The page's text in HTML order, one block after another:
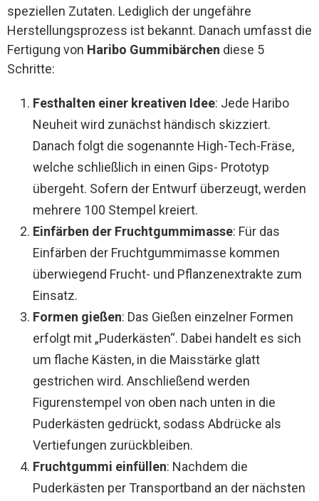
speziellen Zutaten. Lediglich der ungefähre
Herstellungsprozess ist bekannt. Danach umfasst die
Fertigung von Haribo Gummibärchen diese 5
Schritte:
Festhalten einer kreativen Idee: Jede Haribo
Neuheit wird zunächst händisch skizziert.
Danach folgt die sogenannte High-Tech-Fräse,
welche schließlich in einen Gips- Prototyp
übergeht. Sofern der Entwurf überzeugt, werden
mehrere 100 Stempel kreiert.
Einfärben der Fruchtgummimasse: Für das
Einfärben der Fruchtgummimasse kommen
überwiegend Frucht- und Pflanzenextrakte zum
Einsatz.
Formen gießen: Das Gießen einzelner Formen
erfolgt mit „Puderkästen“. Dabei handelt es sich
um flache Kästen, in die Maisstärke glatt
gestrichen wird. Anschließend werden
Figurenstempel von oben nach unten in die
Puderkästen gedrückt, sodass Abdrücke als
Vertiefungen zurückbleiben.
Fruchtgummi einfüllen: Nachdem die
Puderkästen per Transportband an der nächsten